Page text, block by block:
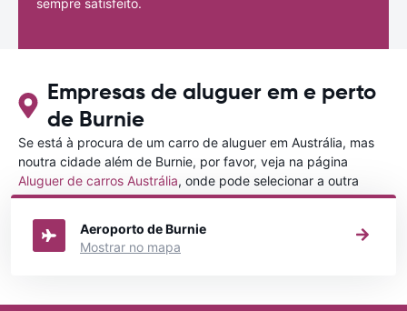
Empresas de aluguer em e perto
de Burnie
Se está à procura de um carro de aluguer em Austrália, mas
noutra cidade além de Burnie, por favor, veja na página
Aluguer de carros Austrália, onde pode selecionar a outra
cidade em Austrália que gostaria de alugar um carro
Aeroporto de Burnie
Mostrar no mapa